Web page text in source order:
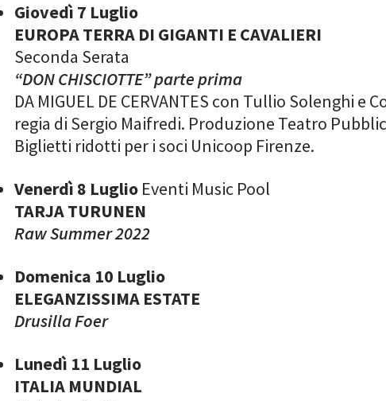
Giovedì 7 Luglio
EUROPA TERRA DI GIGANTI E CAVALIERI
Seconda Serata
“DON CHISCIOTTE” parte prima
DA MIGUEL DE CERVANTES con Tullio Solenghi e
regia di Sergio Maifredi. Produzione Teatro
Biglietti ridotti per i soci Unicoop Firenze.
Venerdì 8 Luglio Eventi Music Pool
TARJA TURUNEN
Raw Summer 2022
Domenica 10 Luglio
ELEGANZISSIMA ESTATE
Drusilla Foer
Lunedì 11 Luglio
ITALIA MUNDIAL